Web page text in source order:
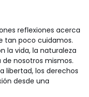
reflexiones acerca
tan poco cuidamos.
la vida, la naturaleza
nosotros mismos.
libertad, los derechos
desde una